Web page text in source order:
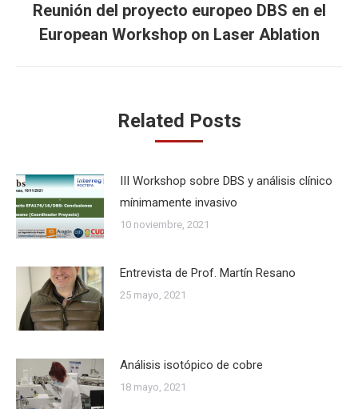
Publicación
siguiente:
Reunión del proyecto europeo DBS en el
European Workshop on Laser Ablation
Related Posts
III Workshop sobre DBS y análisis clínico
mínimamente invasivo
10 noviembre, 2021
Entrevista de Prof. Martín Resano
25 mayo, 2021
Análisis isotópico de cobre
18 mayo, 2021